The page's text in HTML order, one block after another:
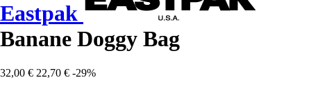
Eastpak
Banane Doggy Bag
32,00 € 22,70 € -29%